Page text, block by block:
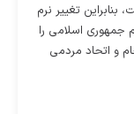
تغییر نرم
جمهوری اسلامی را
و اتحاد مردمی